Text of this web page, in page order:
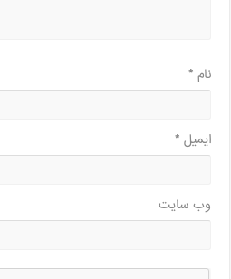
نام*
ایمیل*
وب‌ سایت